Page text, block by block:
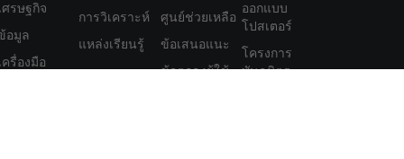
ศรษฐกิจ
อมูล
ครื่องมือ
การวิเคราะห์
แหล่งเรียนรู้
ศูนย์ช่วยเหลือ
ข้อเสนอแนะ
ข้อตกลงผู้ใช้
ออกแบบ
โปสเตอร์
โครงการ
พันธมิตร